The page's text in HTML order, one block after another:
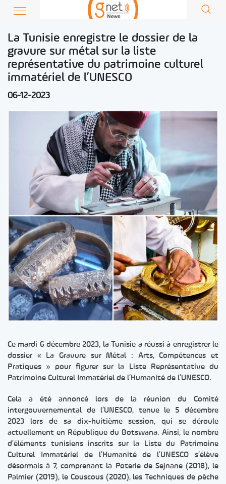
La Tunisie enregistre le dossier de la
gravure sur métal sur la liste
représentative du patrimoine culturel
immatériel de l’UNESCO
06-12-2023
Ce mardi 6 décembre 2023, la Tunisie a réussi à enregistrer le
dossier « La Gravure sur Métal : Arts, Compétences et
Pratiques » pour figurer sur la Liste Représentative du
Patrimoine Culturel Immatériel de l’Humanité de l’UNESCO.
Cela a été annoncé lors de la réunion du Comité
intergouvernemental de l’UNESCO, tenue le 5 décembre
2023 lors de sa dix-huitième session, qui se déroule
actuellement en République du Botswana. Ainsi, le nombre
d’éléments tunisiens inscrits sur la Liste du Patrimoine
Culturel Immatériel de l’Humanité de l’UNESCO s’élève
désormais à 7, comprenant la Poterie de Sejnane (2018), le
Palmier (2019), le Couscous (2020), les Techniques de pêche